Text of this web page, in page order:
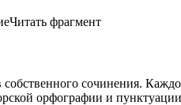
Читать фрагмент
сочинения.
орфографии и пунктуации